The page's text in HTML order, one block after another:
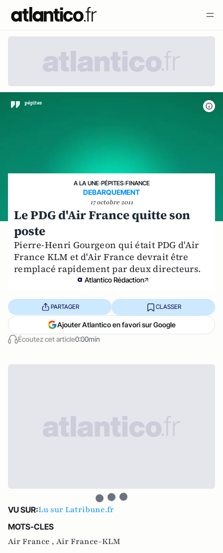
A LA UNE›PÉPITES›FINANCE
DEBARQUEMENT
17 octobre 2011
Le PDG d'Air France quitte son
poste
Pierre-Henri Gourgeon qui était PDG d'Air
France KLM et d'Air France devrait être
remplacé rapidement par deux directeurs.
Atlantico Rédaction
Écoutez cet article0:00min
PARTAGER CLASSER
Ajouter Atlantico en favori sur Google
VU SUR:Lu sur Latribune.fr
MOTS-CLES
Air France , Air France-KLM